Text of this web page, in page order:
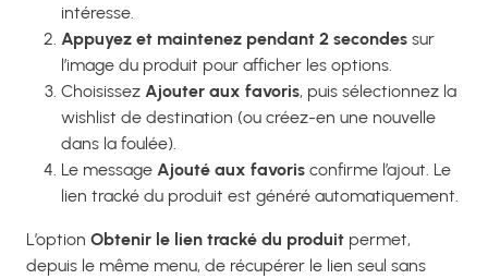
intéresse.
Appuyez et maintenez pendant 2 secondes sur
l’image du produit pour afficher les options.
Choisissez Ajouter aux favoris, puis sélectionnez la
wishlist de destination (ou créez-en une nouvelle
dans la foulée).
Le message Ajouté aux favoris confirme l’ajout. Le
lien tracké du produit est généré automatiquement.
L’option Obtenir le lien tracké du produit permet,
depuis le même menu, de récupérer le lien seul sans